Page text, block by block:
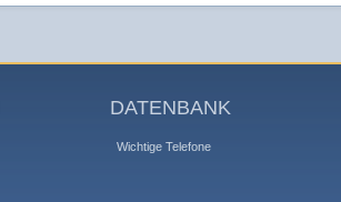
DATENBANK
Wichtige Telefone